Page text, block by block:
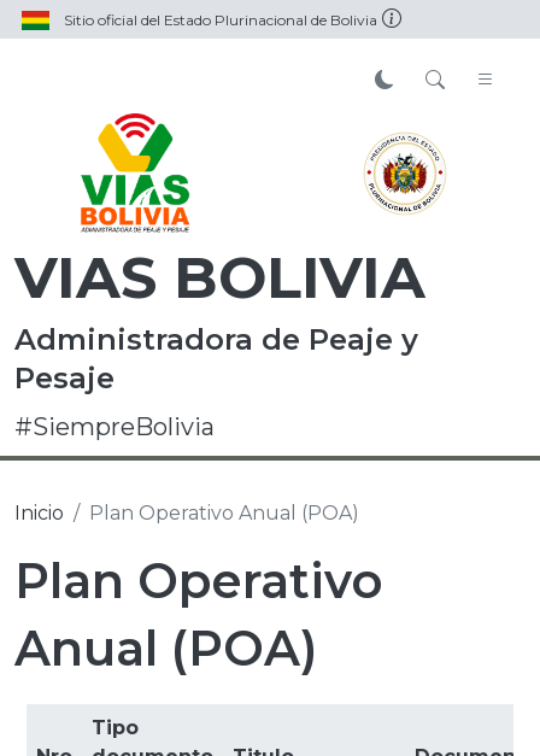
Sitio oficial del Estado Plurinacional de Bolivia
VIAS BOLIVIA
Administradora de Peaje y
Pesaje
#SiempreBolivia
Inicio Plan Operativo Anual (POA)
Plan Operativo
Anual (POA)
Tipo